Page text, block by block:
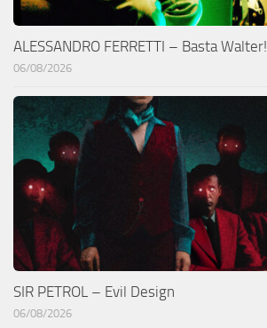
ALESSANDRO FERRETTI – Basta Walter!
06/08/2026
SIR PETROL – Evil Design
06/08/2026